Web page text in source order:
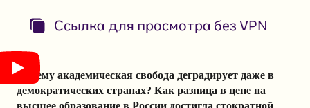
Ссылка для просмотра без VPN
Почему академическая свобода деградирует даже в
демократических странах? Как разница в цене на